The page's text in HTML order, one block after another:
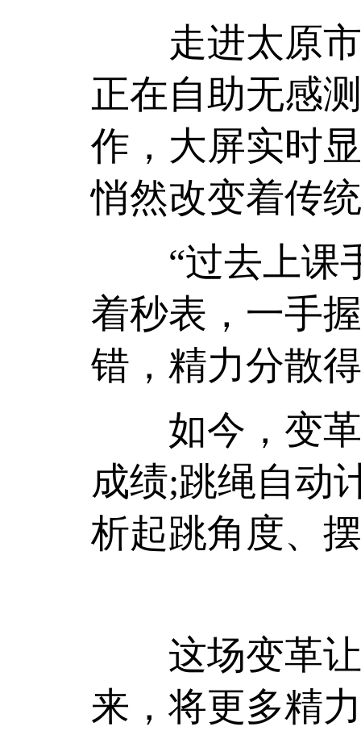
走进太原市
正在自助无感
作，大屏实时
悄然改变着传
“过去上课手
着秒表，一手
错，精力分散
如今，变革
成绩;跳绳自动
析起跳角度、
这场变革让
来，将更多精